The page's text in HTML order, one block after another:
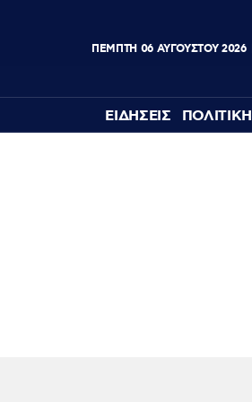
ΠΕΜΠΤΗ 06 ΑΥΓΟΥΣΤΟΥ 2026
ΕΙΔΗΣΕΙΣ ΠΟΛΙΤΙΚΗ